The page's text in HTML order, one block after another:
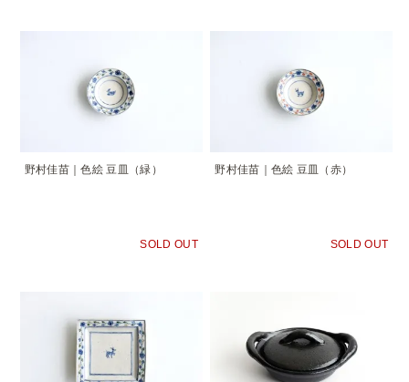
野村佳苗｜色絵 豆皿（緑）
SOLD OUT
野村佳苗｜色絵 豆皿（赤）
SOLD OUT